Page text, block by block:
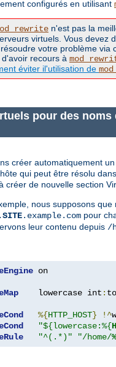
configurés en utilisant
n'est pas la
virtuels. Vous devez
votre problème via
recours à
éviter il'utilisation de
pour des noms
créer automatiquement
qui peut être résolu
créer de nouvelle section
nous supposons que
SITE.example.com pour
leur contenu depuis /
on
    lowercase int
:
%{HTTP_HOST} !^
"${lowercase:%{
"^(.*)" "/home/